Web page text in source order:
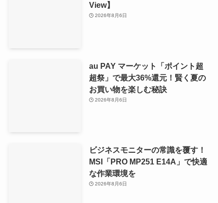
View】
2026年8月6日
au PAY マーケット「ポイント超
超祭」で最大36%還元！賢く夏の
お買い物を楽しむ秘訣
2026年8月6日
ビジネスモニターの常識を覆す！
MSI「PRO MP251 E14A」で快適
な作業環境を
2026年8月6日